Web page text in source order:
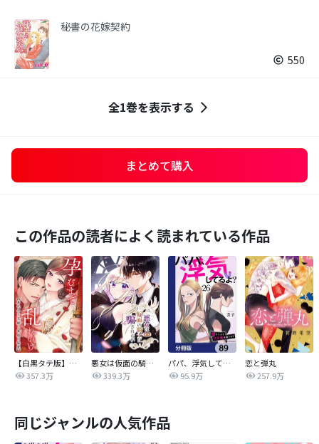
秘書の花嫁契約
550
全1巻を表示する
まとめて購入
この作品の読者によく読まれている作品
【白黒タテ版】孕むまで乱れいけ～身代わり花嫁と軍服の猛愛
357.3万
悪女は仮面の騎士に騙されない
339.3万
パパ、浮気してるよ？娘と二人でクズ夫を捨てます【分冊版】
95.9万
恋と弾丸
257.9万
同じジャンルの人気作品